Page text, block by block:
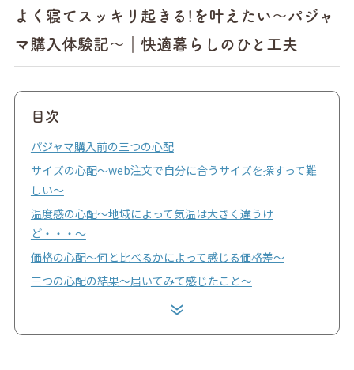
よく寝てスッキリ起きる!を叶えたい〜パジャ
マ購入体験記〜｜快適暮らしのひと工夫
目次
パジャマ購入前の三つの心配
サイズの心配〜web注文で自分に合うサイズを探すって難
しい〜
温度感の心配〜地域によって気温は大きく違うけ
ど・・・〜
価格の心配〜何と比べるかによって感じる価格差〜
三つの心配の結果〜届いてみて感じたこと〜